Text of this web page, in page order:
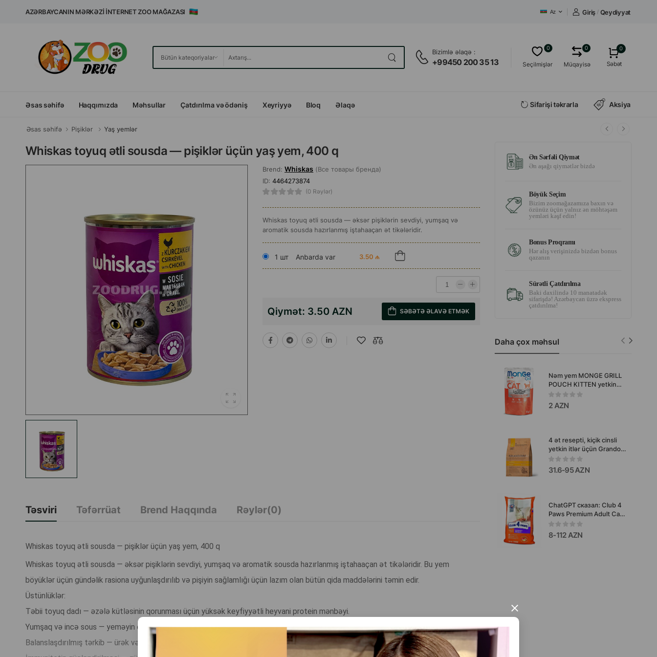
×
AZƏRBAYCANIN MƏRKƏZI İNTERNET ZOO MAĞAZASI Az Giriş / Qeydiyyat
Bizimlə əlaqə :
+99450 200 35 13 Seçilmişlər
0
Müqayisə
0 0
Səbət
Əsas səhifə Haqqımızda Məhsullar Çatdırılma və ödəniş Xeyriyyə Bloq Əlaqə Sifarişi təkrarla Aksiya
Əsas səhifə Pişiklər Yaş yemlər
Whiskas toyuq ətli sousda — pişiklər üçün yaş yem, 400 q
Brend: Whiskas (Все товары бренда)
ID: 4464273874
(0 Rəylər)
Whiskas toyuq ətli sousda — əksər pişiklərin sevdiyi, yumşaq və
aromatik sousda hazırlanmış iştahaaçan ət tikələridir.
1 шт Anbarda var 3.50 ₼
Qiymət: 3.50 AZN SƏBƏTƏ ƏLAVƏ ETMƏK
Təsviri Təfərrüat Brend Haqqında Rəylər(0)
Whiskas toyuq ətli sousda — pişiklər üçün yaş yem, 400 q
Whiskas toyuq ətli sousda — əksər pişiklərin sevdiyi, yumşaq və aromatik sousda hazırlanmış iştahaaçan ət tikələridir. Bu yem
böyüklər üçün gündəlik rasiona uyğunlaşdırılıb və pişiyin sağlamlığı üçün lazım olan bütün qida maddələrini təmin edir.
Üstünlüklər:
Təbii toyuq dadı — əzələ kütləsinin qorunması üçün yüksək keyfiyyətli heyvani protein mənbəyi.
Yumşaq və incə sous — yeməyin dadını artırır və rahat həzm olunmasına kömək edir.
Balanslaşdırılmış tərkib — ürək və görmə sağlamlığını dəstəkləyən vitaminlər, minerallar və taurinlə zəngindir.
Ən Sərfəli Qiymət
Ən aşağı qiymətlər bizdə
Böyük Seçim
Bizim zoomağazamıza baxın və
özünüz üçün yalnız ən möhtəşəm
yemləri kəşf edin!
Bonus Proqramı
Hər alış verişinizdə bizdən bonus
qazanın
Sürətli Çatdırılma
Baki daxilində 10 manatadək
sifarişdə! Azərbaycan üzrə ekspress
çatdırılma!
Daha çox məhsul
Nəm yem MONGE GRILL
POUCH KITTEN yetkin
pişiklər üçün qızılbalıq
dadi ilə 85 qr.
2 AZN
4 ət resepti, kiçik cinsli
yetkin itlər üçün Grandorf
Holistiс Hypoallergenic
quru qida (65% ət), aşağı
taxıllı, duck, hinduşka,
31.6-95 AZN
ChatGPT сказал: Club 4
Paws Premium Adult Cats
Urinary Health – yetkin
pişiklər üçün ət tərkibli
quru yem, sidik ifrazat
8-112 AZN